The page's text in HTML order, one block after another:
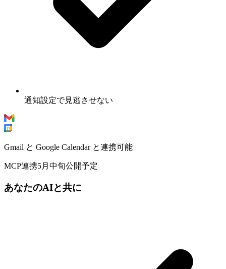
通知設定で見逃させない
Gmail と Google Calendar と連携可能
MCP連携5月中旬公開予定
あなたのAIと共に